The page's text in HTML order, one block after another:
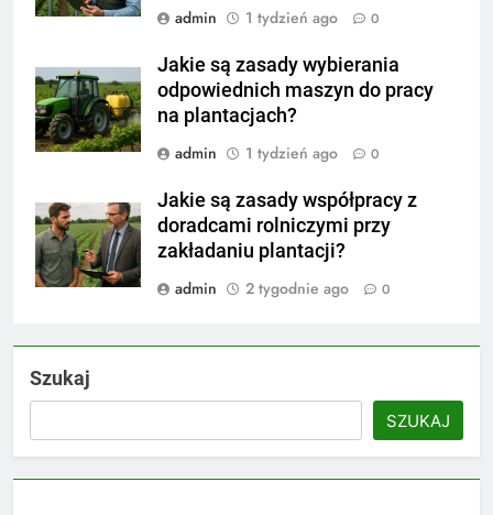
admin
1 tydzień ago 0
Jakie są zasady wybierania
odpowiednich maszyn do pracy
na plantacjach?
admin
1 tydzień ago 0
Jakie są zasady współpracy z
doradcami rolniczymi przy
zakładaniu plantacji?
admin
2 tygodnie ago 0
Szukaj
SZUKAJ